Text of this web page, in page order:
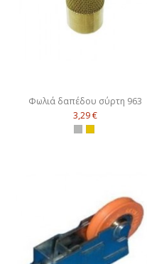
Φωλιά δαπέδου σύρτη 963
3,29 €